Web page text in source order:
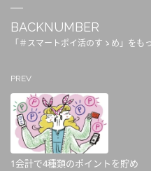
BACKNUMBER
「＃スマートポイ活のすゝめ」をも
PREV
1会計で4種類のポイントを貯め